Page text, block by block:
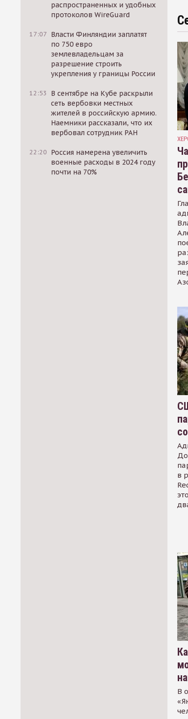
распространенных и удобных
протоколов WireGuard
17:07 Власти Финляндии заплатят
по 750 евро
землевладельцам за
разрешение строить
укрепления у границы России
12:53
В сентябре на Кубе раскрыли
сеть вербовки местных
жителей в российскую армию.
Наемники рассказали, что их
вербовал сотрудник РАН
22:20 Россия намерена увеличить
военные расходы в 2024 году
почти на 70%
в
В